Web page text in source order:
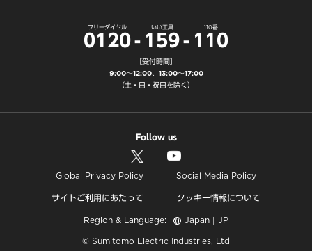
0120
フリーダイヤル
- 159
いい工具
- 110
110番
［受付時間］
9:00～12:00、13:00～17:00
（土・日・祝日を除く）
Follow us
Global Privacy Policy
Social Media Policy
サイトご利用にあたって
クッキー情報について
Region & Language:
Japan | JP
© Sumitomo Electric Industries, Ltd